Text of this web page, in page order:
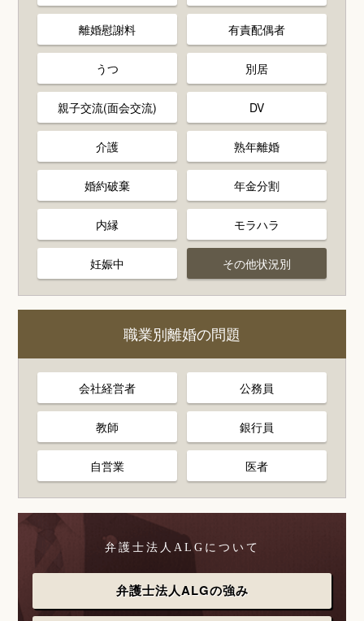
離婚慰謝料 有責配偶者
うつ 別居
親子交流(面会交流) DV
介護 熟年離婚
婚約破棄 年金分割
内縁 モラハラ
妊娠中 その他状況別
職業別離婚の問題
会社経営者 公務員
教師 銀行員
自営業 医者
弁護士法人ALGについて
弁護士法人ALGの強み